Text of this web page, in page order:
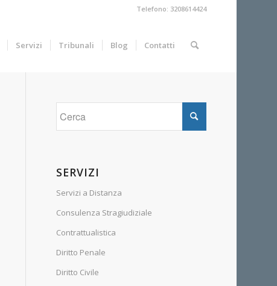
Telefono: 3208614424
Servizi Tribunali Blog Contatti
SERVIZI
Servizi a Distanza
Consulenza Stragiudiziale
Contrattualistica
Diritto Penale
Diritto Civile